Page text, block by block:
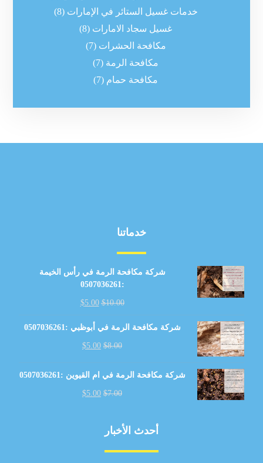
خدمات غسيل الستائر في الإمارات (8)
غسيل سجاد الامارات (8)
مكافحة الحشرات (7)
مكافحة الرمة (7)
مكافحة حمام (7)
خدماتنا
شركة مكافحة الرمة في رأس الخيمة
:0507036261
$10.00
$5.00
شركة مكافحة الرمة في أبوظبي :0507036261
$8.00
$5.00
شركة مكافحة الرمة في ام القيوين :0507036261
$7.00
$5.00
أحدث الأخبار